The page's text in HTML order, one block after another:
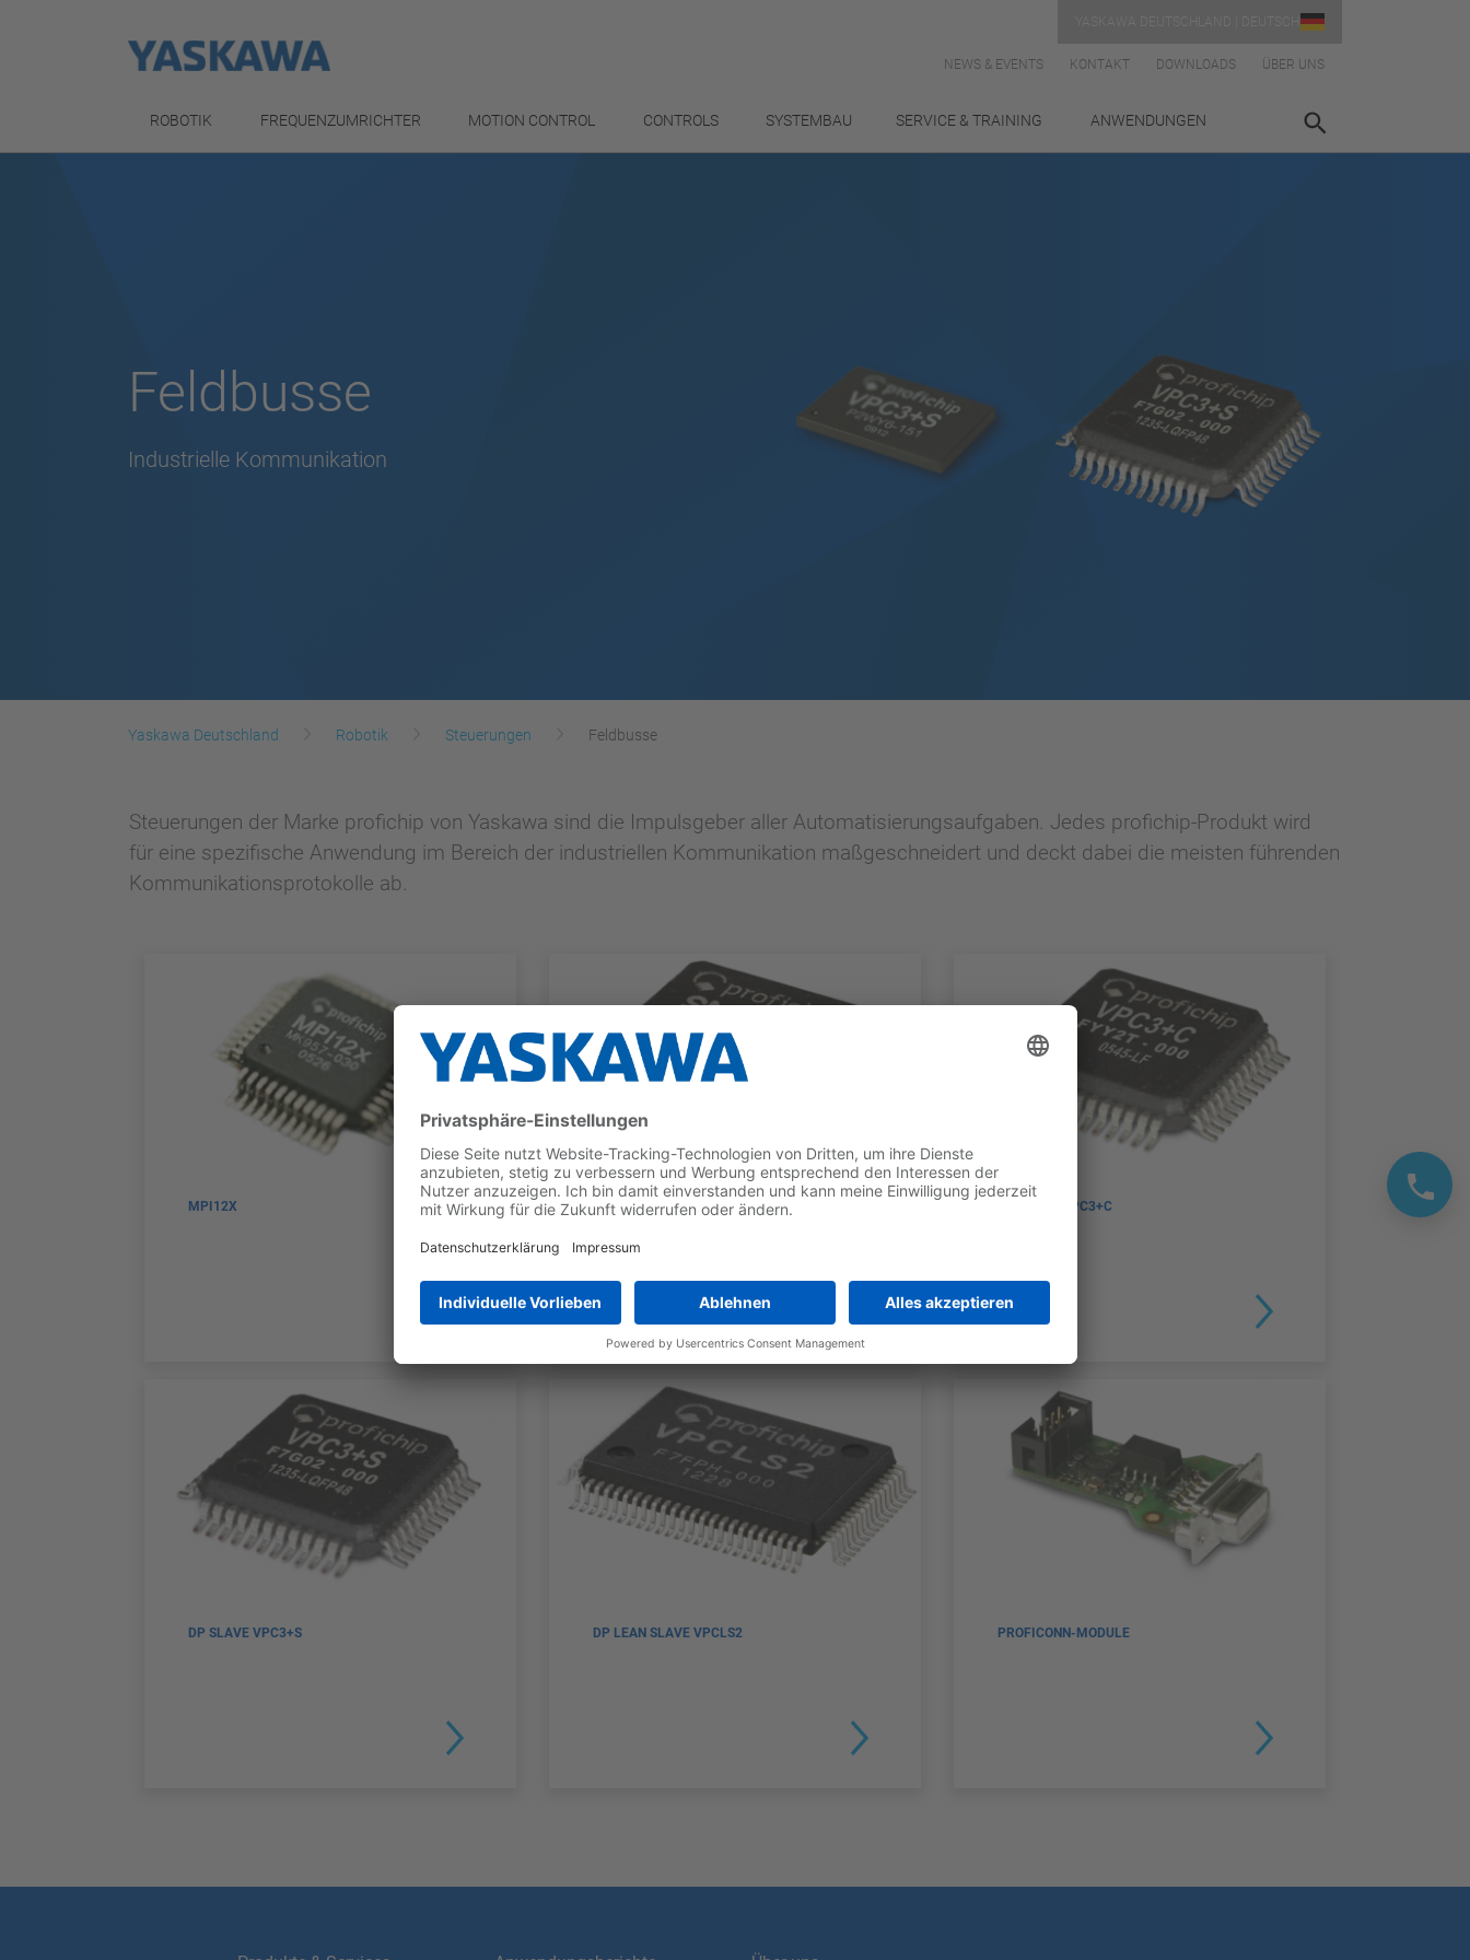
NEWS & EVENTS KONTAKT DOWNLOADS ÜBER UNS
ROBOTIK FREQUENZUMRICHTER MOTION CONTROL CONTROLS SYSTEMBAU SERVICE & TRAINING ANWENDUNGEN
Feldbusse
Industrielle Kommunikation
Yaskawa Deutschland Robotik Steuerungen Feldbusse
Steuerungen der Marke profichip von Yaskawa sind die Impulsgeber aller Automatisierungsaufgaben. Jedes profichip-Produkt wird
für eine spezifische Anwendung im Bereich der industriellen Kommunikation maßgeschneidert und deckt dabei die meisten führenden
Kommunikationsprotokolle ab.
MPI12X SNAP+ DP SLAVE VPC3+C
DP SLAVE VPC3+S DP LEAN SLAVE VPCLS2 PROFICONN-MODULE